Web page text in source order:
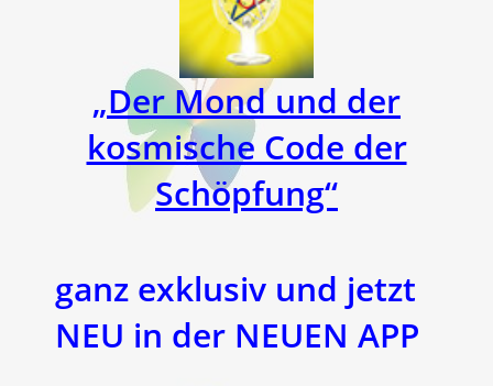
„Der Mond und der
kosmische Code der
Schöpfung“
ganz exklusiv und jetzt
NEU in der NEUEN APP